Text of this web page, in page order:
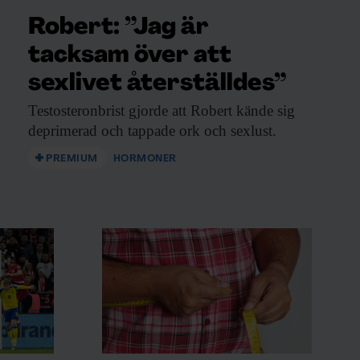
Robert: ”Jag är
tacksam över att
sexlivet återställdes”
Testosteronbrist gjorde att Robert kände sig
deprimerad och tappade ork och sexlust.
PREMIUM HORMONER